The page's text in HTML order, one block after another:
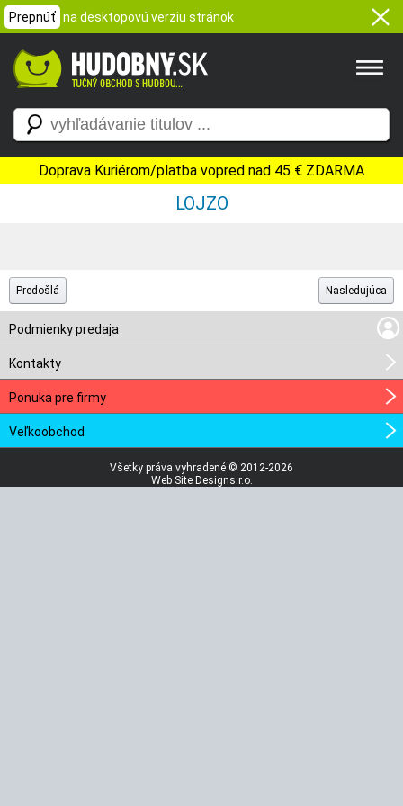
Prepnúť na desktopovú verziu stránok
Doprava Kuriérom/platba vopred nad 45 € ZDARMA
LOJZO
Predošlá Nasledujúca
Podmienky predaja
Kontakty
Ponuka pre firmy
Veľkoobchod
Všetky práva vyhradené © 2012-2026
Web Site Designs.r.o.